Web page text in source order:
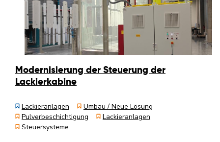
Modernisierung der Steuerung der
Lackierkabine
Lackieranlagen
Umbau / Neue Lösung
Pulverbeschichtigung
Lackieranlagen
Steuersysteme